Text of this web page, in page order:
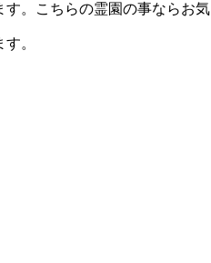
。こちらの霊園の事ならお気
。